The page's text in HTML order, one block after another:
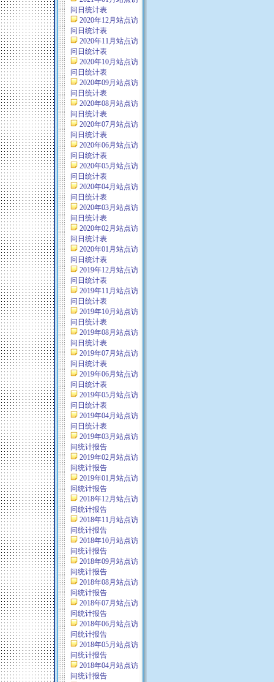
问日统计表
2020年12月站点访
问日统计表
2020年11月站点访
问日统计表
2020年10月站点访
问日统计表
2020年09月站点访
问日统计表
2020年08月站点访
问日统计表
2020年07月站点访
问日统计表
2020年06月站点访
问日统计表
2020年05月站点访
问日统计表
2020年04月站点访
问日统计表
2020年03月站点访
问日统计表
2020年02月站点访
问日统计表
2020年01月站点访
问日统计表
2019年12月站点访
问日统计表
2019年11月站点访
问日统计表
2019年10月站点访
问日统计表
2019年08月站点访
问日统计表
2019年07月站点访
问日统计表
2019年06月站点访
问日统计表
2019年05月站点访
问日统计表
2019年04月站点访
问日统计表
2019年03月站点访
问统计报告
2019年02月站点访
问统计报告
2019年01月站点访
问统计报告
2018年12月站点访
问统计报告
2018年11月站点访
问统计报告
2018年10月站点访
问统计报告
2018年09月站点访
问统计报告
2018年08月站点访
问统计报告
2018年07月站点访
问统计报告
2018年06月站点访
问统计报告
2018年05月站点访
问统计报告
2018年04月站点访
问统计报告